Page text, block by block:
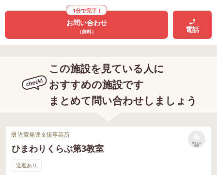
1分で完了！
お問い合わせ
（無料） 電話
この施設を見ている人に
おすすめの施設です
まとめて問い合わせしましょう
児童発達支援事業所
ひまわりくらぶ第3教室
リストに
保存
送迎あり